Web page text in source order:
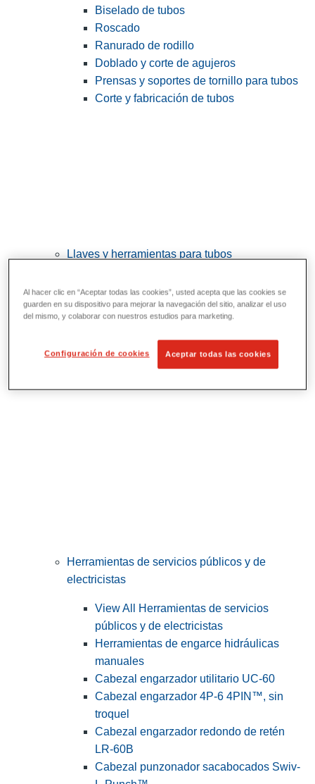
Biselado de tubos
Roscado
Ranurado de rodillo
Doblado y corte de agujeros
Prensas y soportes de tornillo para tubos
Corte y fabricación de tubos
Llaves y herramientas para tubos
Llaves
Curvado y conformado
Corte y preparación de tubos
Herramientas de servicios públicos y de
electricistas
View All Herramientas de servicios
públicos y de electricistas
Herramientas de engarce hidráulicas
manuales
Cabezal engarzador utilitario UC-60
Cabezal engarzador 4P-6 4PIN™, sin
troquel
Cabezal engarzador redondo de retén
LR-60B
Cabezal punzonador sacabocados Swiv-
Al hacer clic en “Aceptar todas las cookies”, usted acepta que las cookies se
guarden en su dispositivo para mejorar la navegación del sitio, analizar el uso
del mismo, y colaborar con nuestros estudios para marketing.
Configuración de cookies Aceptar todas las cookies